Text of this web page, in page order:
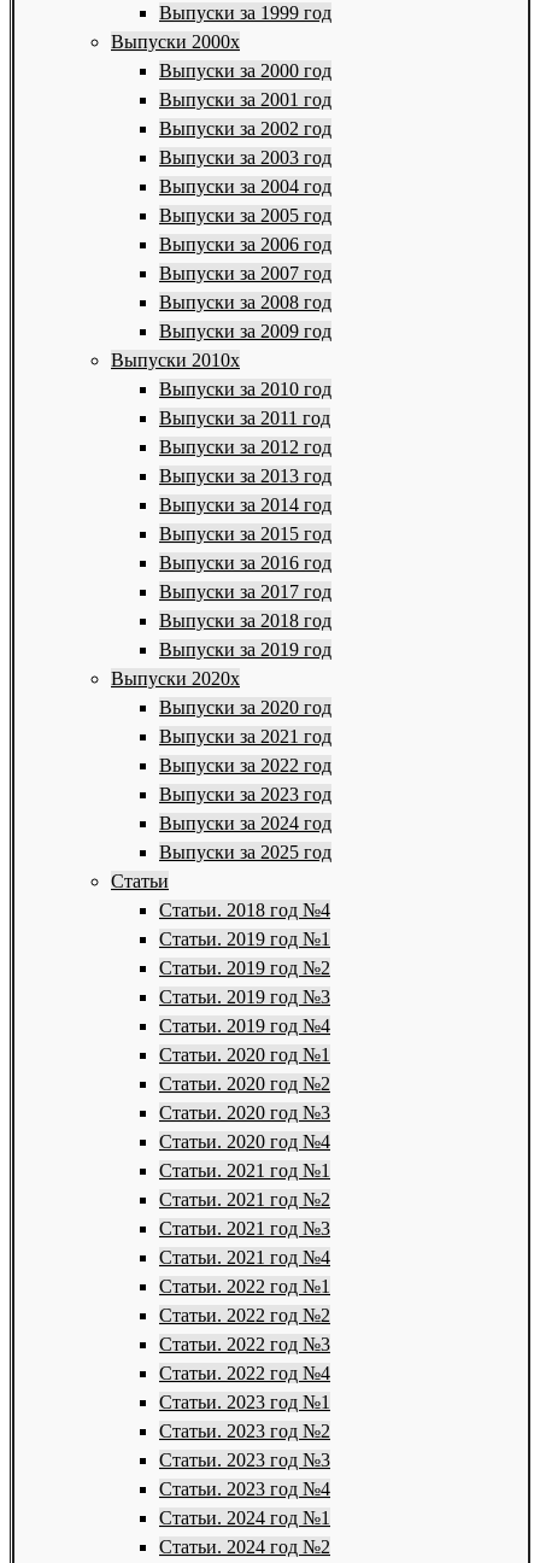
Выпуски за 1999 год
Выпуски 2000х
Выпуски за 2000 год
Выпуски за 2001 год
Выпуски за 2002 год
Выпуски за 2003 год
Выпуски за 2004 год
Выпуски за 2005 год
Выпуски за 2006 год
Выпуски за 2007 год
Выпуски за 2008 год
Выпуски за 2009 год
Выпуски 2010х
Выпуски за 2010 год
Выпуски за 2011 год
Выпуски за 2012 год
Выпуски за 2013 год
Выпуски за 2014 год
Выпуски за 2015 год
Выпуски за 2016 год
Выпуски за 2017 год
Выпуски за 2018 год
Выпуски за 2019 год
Выпуски 2020х
Выпуски за 2020 год
Выпуски за 2021 год
Выпуски за 2022 год
Выпуски за 2023 год
Выпуски за 2024 год
Выпуски за 2025 год
Статьи
Статьи. 2018 год №4
Статьи. 2019 год №1
Статьи. 2019 год №2
Статьи. 2019 год №3
Статьи. 2019 год №4
Статьи. 2020 год №1
Статьи. 2020 год №2
Статьи. 2020 год №3
Статьи. 2020 год №4
Статьи. 2021 год №1
Статьи. 2021 год №2
Статьи. 2021 год №3
Статьи. 2021 год №4
Статьи. 2022 год №1
Статьи. 2022 год №2
Статьи. 2022 год №3
Статьи. 2022 год №4
Статьи. 2023 год №1
Статьи. 2023 год №2
Статьи. 2023 год №3
Статьи. 2023 год №4
Статьи. 2024 год №1
Статьи. 2024 год №2